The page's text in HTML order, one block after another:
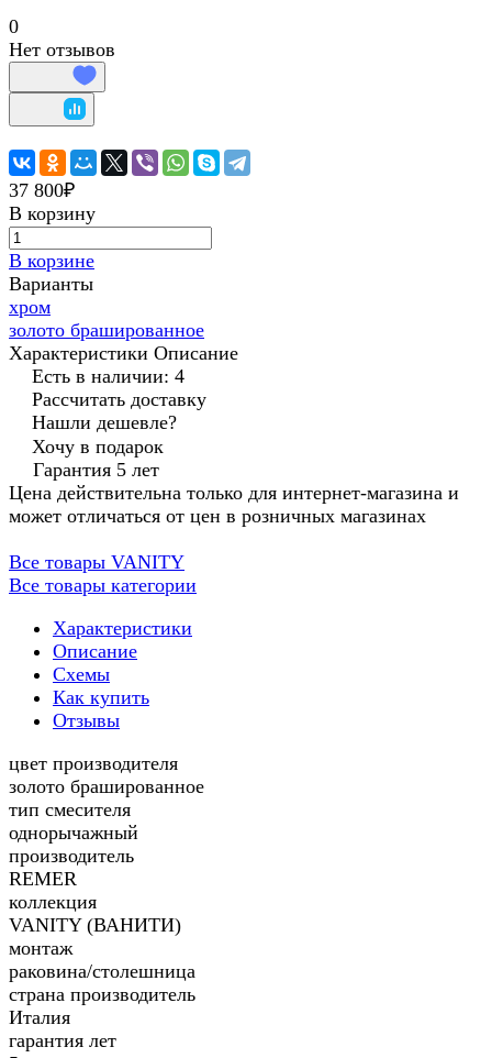
0
Нет отзывов
37 800₽
В корзину
В корзине
Варианты
хром
золото брашированное
Характеристики Описание
Есть в наличии: 4
Рассчитать доставку
Нашли дешевле?
Хочу в подарок
Гарантия 5 лет
Цена действительна только для интернет-магазина и
может отличаться от цен в розничных магазинах
Все товары VANITY
Все товары категории
Характеристики
Описание
Схемы
Как купить
Отзывы
цвет производителя
золото брашированное
тип смесителя
однорычажный
производитель
REMER
коллекция
VANITY (ВАНИТИ)
монтаж
раковина/столешница
страна производитель
Италия
гарантия лет